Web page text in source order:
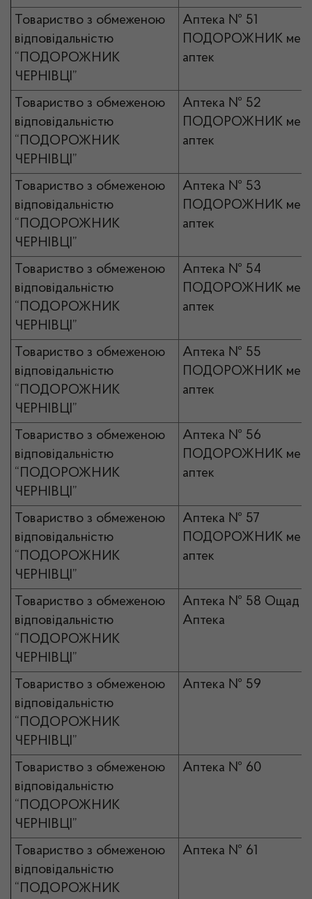
Товариство з обмеженою
відповідальністю
“ПОДОРОЖНИК
ЧЕРНІВЦІ”
Аптека № 51
ПОДОРОЖНИК
аптек
Товариство з обмеженою
відповідальністю
“ПОДОРОЖНИК
ЧЕРНІВЦІ”
Аптека № 52
ПОДОРОЖНИК
аптек
Товариство з обмеженою
відповідальністю
“ПОДОРОЖНИК
ЧЕРНІВЦІ”
Аптека № 53
ПОДОРОЖНИК
аптек
Товариство з обмеженою
відповідальністю
“ПОДОРОЖНИК
ЧЕРНІВЦІ”
Аптека № 54
ПОДОРОЖНИК
аптек
Товариство з обмеженою
відповідальністю
“ПОДОРОЖНИК
ЧЕРНІВЦІ”
Аптека № 55
ПОДОРОЖНИК
аптек
Товариство з обмеженою
відповідальністю
“ПОДОРОЖНИК
ЧЕРНІВЦІ”
Аптека № 56
ПОДОРОЖНИК
аптек
Товариство з обмеженою
відповідальністю
“ПОДОРОЖНИК
ЧЕРНІВЦІ”
Аптека № 57
ПОДОРОЖНИК
аптек
Товариство з обмеженою
відповідальністю
“ПОДОРОЖНИК
ЧЕРНІВЦІ”
Аптека № 58 Ощад
Аптека
Товариство з обмеженою
відповідальністю
“ПОДОРОЖНИК
ЧЕРНІВЦІ”
Аптека № 59
Товариство з обмеженою
відповідальністю
“ПОДОРОЖНИК
ЧЕРНІВЦІ”
Аптека № 60
Товариство з обмеженою
відповідальністю
“ПОДОРОЖНИК
Аптека № 61